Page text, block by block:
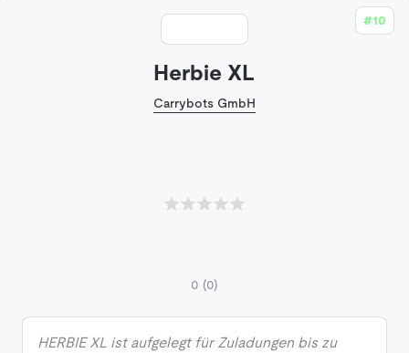
#10
Herbie XL
Carrybots GmbH
0 (0)
HERBIE XL ist aufgelegt für Zuladungen bis zu